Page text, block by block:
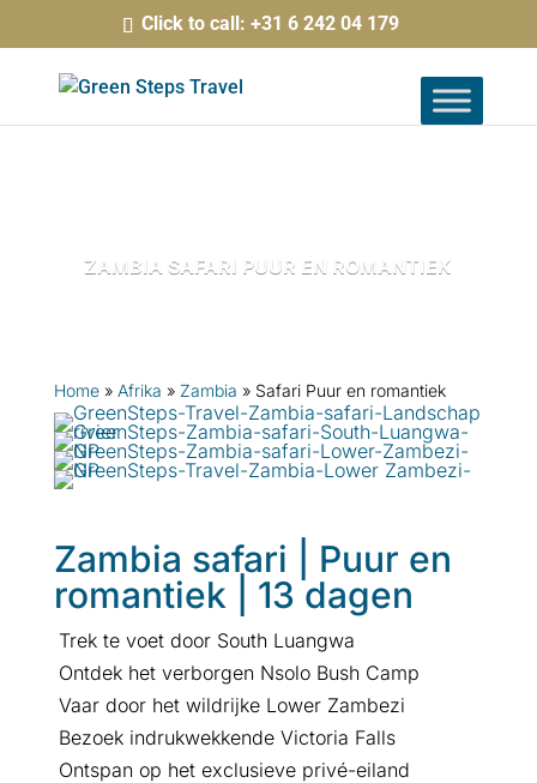
Click to call: +31 6 242 04 179
ZAMBIA SAFARI PUUR EN ROMANTIEK
Home» Afrika » Zambia » Safari Puur en romantiek
Zambia safari | Puur en
romantiek | 13 dagen
Trek te voet door South Luangwa
Ontdek het verborgen Nsolo Bush Camp
Vaar door het wildrijke Lower Zambezi
Bezoek indrukwekkende Victoria Falls
Ontspan op het exclusieve privé-eiland